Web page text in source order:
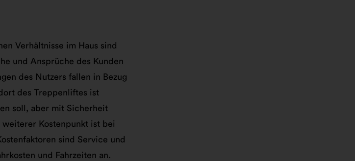
Verhältnisse im Haus sind
und Ansprüche des Kunden
des Nutzers fallen in Bezug
des Treppenliftes ist
soll, aber mit Sicherheit
Kostenpunkt ist bei
sind Service und
und Fahrzeiten an.